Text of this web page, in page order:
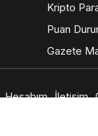
Kripto
Puan
Gazete
Hesabım İletişim